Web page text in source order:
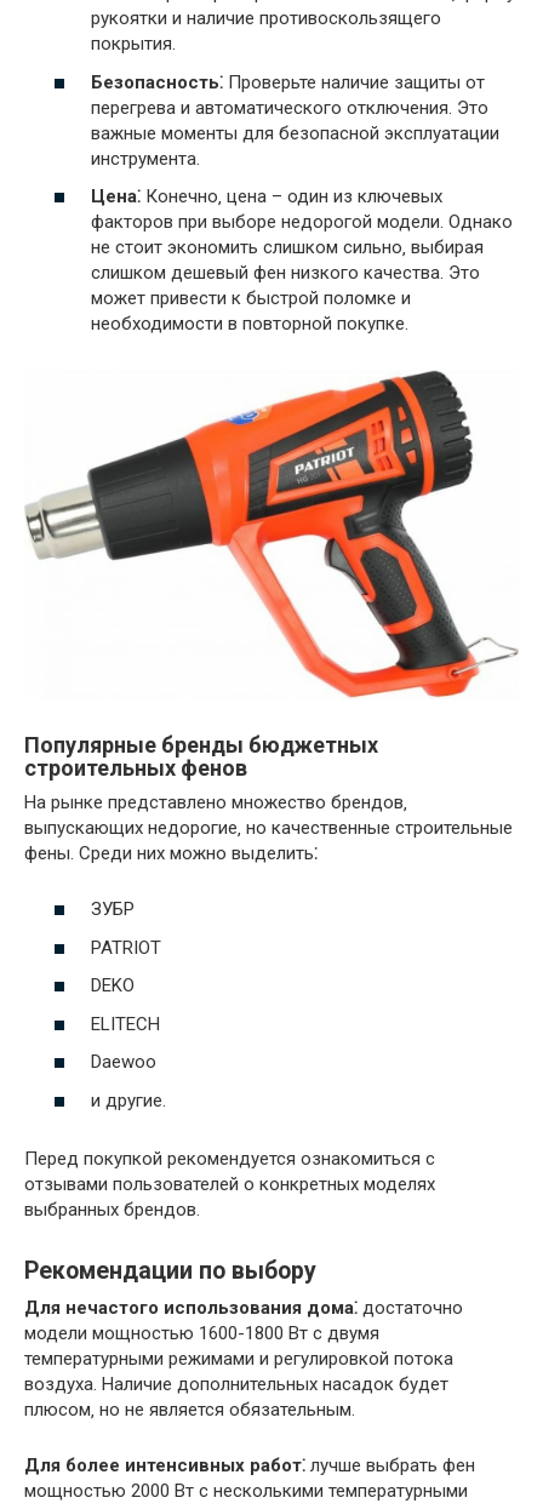
рукоятки и наличие противоскользящего
покрытия.
Безопасность⁚ Проверьте наличие защиты от
перегрева и автоматического отключения. Это
важные моменты для безопасной эксплуатации
инструмента.
Цена⁚ Конечно‚ цена – один из ключевых
факторов при выборе недорогой модели. Однако
не стоит экономить слишком сильно‚ выбирая
слишком дешевый фен низкого качества. Это
может привести к быстрой поломке и
необходимости в повторной покупке.
Популярные бренды бюджетных
строительных фенов
На рынке представлено множество брендов‚
выпускающих недорогие‚ но качественные строительные
фены. Среди них можно выделить⁚
ЗУБР
PATRIOT
DEKO
ELITECH
Daewoo
и другие.
Перед покупкой рекомендуется ознакомиться с
отзывами пользователей о конкретных моделях
выбранных брендов.
Рекомендации по выбору
Для нечастого использования дома⁚ достаточно
модели мощностью 1600-1800 Вт с двумя
температурными режимами и регулировкой потока
воздуха. Наличие дополнительных насадок будет
плюсом‚ но не является обязательным.
Для более интенсивных работ⁚ лучше выбрать фен
мощностью 2000 Вт с несколькими температурными